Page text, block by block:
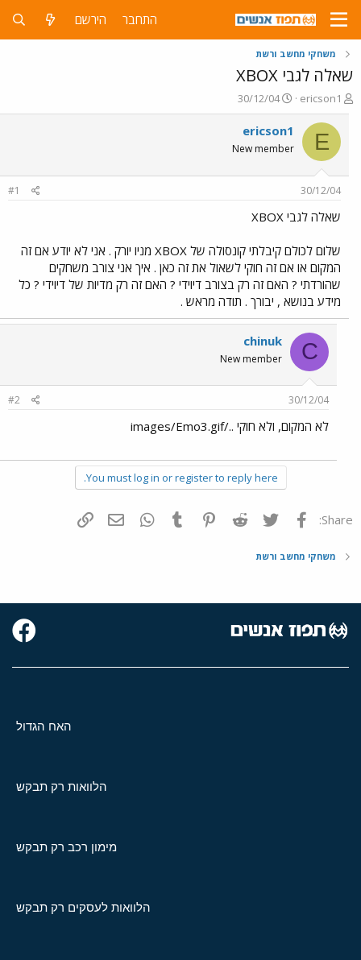
התחבר הירשם
משחקי מחשב ורשת
שאלה לגבי XBOX
פ
ו
ת
ח
ה
ש
א
ericson1
פ
ו
ר
ס
ם
ר
30/12/04
E
ericson1
New member
30/12/04
#1
שאלה לגבי XBOX
שלום לכולם קיבלתי קונסולה של XBOX מניו יורק . אני לא יודע אם זה
המקום או אם זה חוקי לשאול את זה כאן . איך אני צורב משחקים
שהורדתי ? האם זה רק בצורב דיוידי ? האם זה רק מדיות של דיוידי ? כל
מידע בנושא , יבורך . תודה מראש .
C
chinuk
New member
30/12/04
#2
לא המקום, ולא חוקי ../images/Emo3.gif
You must log in or register to reply here.
Share: פייסבוק Twitter
Reddit
Pinterest
Tumblr
WhatsAppדואר אלקטרוני
משחקי מחשב ורשת
האח הגדול
הלוואות רק תבקש
מימון רכב רק תבקש
הלוואות לעסקים רק תבקש